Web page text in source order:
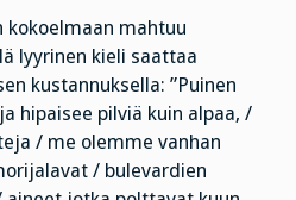
kokoelmaan mahtuu
lyyrinen kieli saattaa
kustannuksella: ”Puinen
hipaisee pilviä kuin alpaa, /
/ me olemme vanhan
/ bulevardien